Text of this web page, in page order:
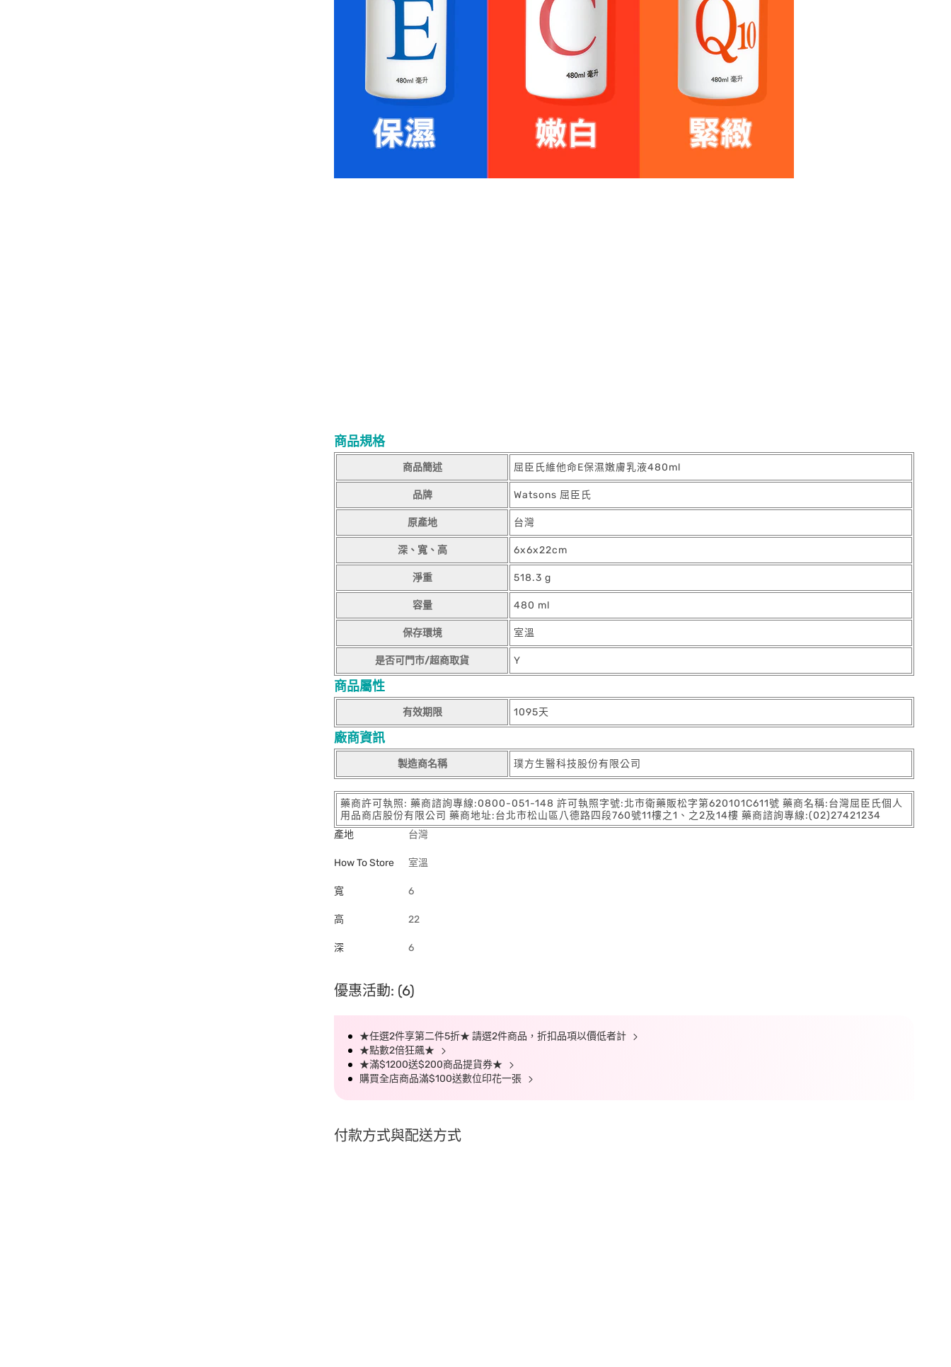
商品規格
商品簡述 屈臣氏維他命E保濕嫩膚乳液480ml
品牌 Watsons 屈臣氏
原產地 台灣
深、寬、高 6x6x22cm
淨重 518.3 g
容量 480 ml
保存環境 室溫
是否可門市/超商取貨 Y
商品屬性
有效期限 1095天
廠商資訊
製造商名稱 璞方生醫科技股份有限公司
藥商許可執照: 藥商諮詢專線:0800-051-148 許可執照字號:北市衛藥販松字第620101C611號 藥商名稱:台灣屈臣氏個人
用品商店股份有限公司 藥商地址:台北市松山區八德路四段760號11樓之1、之2及14樓 藥商諮詢專線:(02)27421234
產地
台灣
How To Store 室溫
寬 6
高 22
深 6
優惠活動: (6)
★任選2件享第二件5折★ 請選2件商品，折扣品項以價低者計
★點數2倍狂飆★
★滿$1200送$200商品提貨券★
購買全店商品滿$100送數位印花一張
付款方式與配送方式